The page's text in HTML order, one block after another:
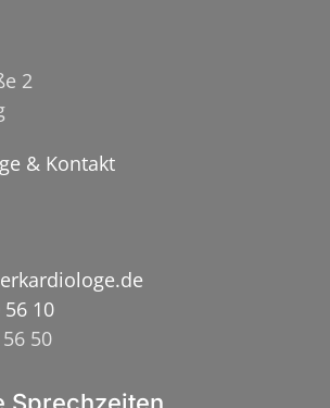
2
& Kontakt
56 10
50
Sprechzeiten